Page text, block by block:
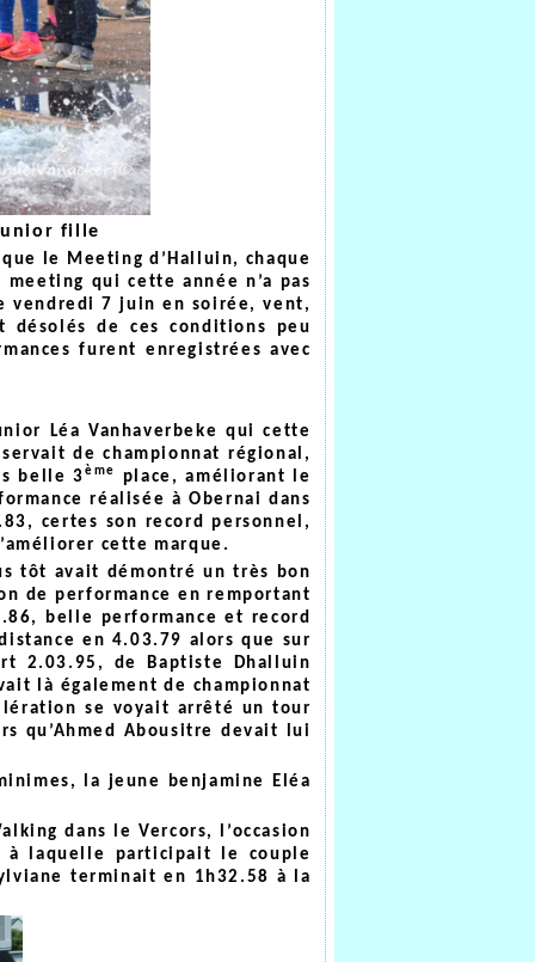
fille
le Meeting d’Halluin, chaque
qui cette année n’a pas
vendredi 7 juin en soirée, vent,
désolés de ces conditions peu
furent enregistrées avec
Léa Vanhaverbeke qui cette
de championnat régional,
belle 3ème
place, améliorant le
réalisée à Obernai dans
certes son record personnel,
cette marque.
tôt avait démontré un très bon
de performance en remportant
belle performance et record
en 4.03.79 alors que sur
2.03.95, de Baptiste Dhalluin
là également de championnat
se voyait arrêté un tour
qu’Ahmed Abousitre devait lui
la jeune benjamine Eléa
dans le Vercors, l’occasion
à laquelle participait le couple
terminait en 1h32.58 à la